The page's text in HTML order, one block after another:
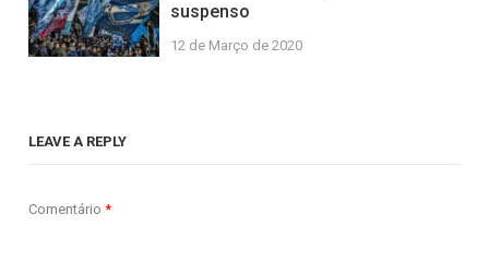
suspenso
12 de Março de 2020
LEAVE A REPLY
Comentário*